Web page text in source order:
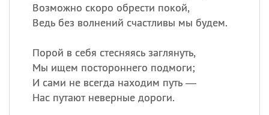
Возможно скоро обрести покой,
Ведь без волнений счастливы мы будем.
Порой в себя стесняясь заглянуть,
Мы ищем постороннего подмоги;
И сами не всегда находим путь —
Нас путают неверные дороги.
Посмотреть значениеи